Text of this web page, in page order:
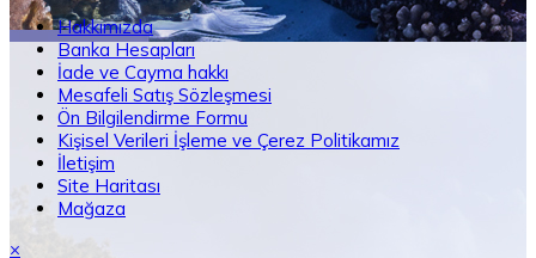
Hakkımızda
Banka Hesapları
İade ve Cayma hakkı
Mesafeli Satış Sözleşmesi
Ön Bilgilendirme Formu
Kişisel Verileri İşleme ve Çerez Politikamız
İletişim
Site Haritası
Mağaza
×